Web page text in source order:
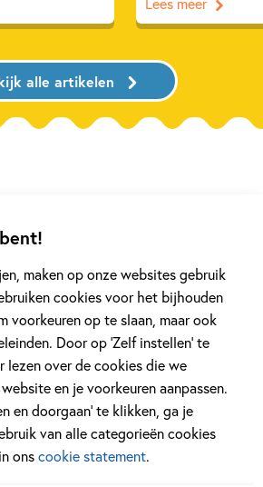
maken op onze websites gebruik
cookies voor het bijhouden
voorkeuren op te slaan, maar ook
Door op ‘Zelf instellen’ te
lezen over de cookies die we
en je voorkeuren aanpassen.
en doorgaan’ te klikken, ga je
van alle categorieën cookies
onscookie statement.
alle artikelen
11,99